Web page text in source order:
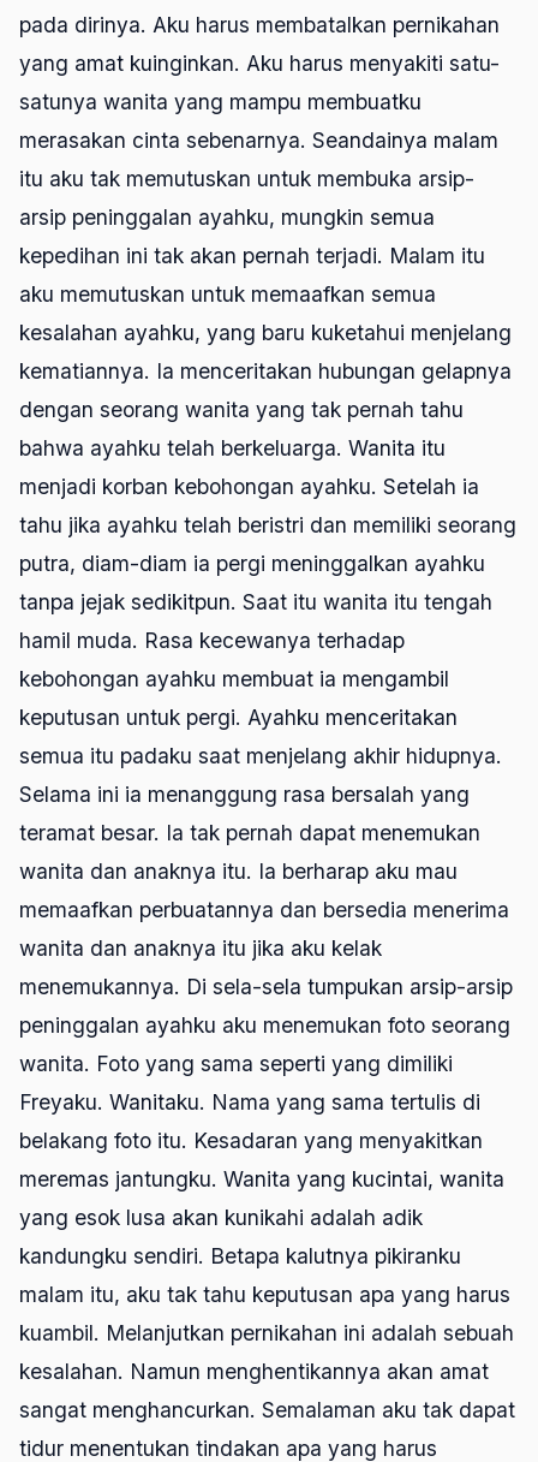
pada dirinya. Aku harus membatalkan pernikahan
yang amat kuinginkan. Aku harus menyakiti satu-
satunya wanita yang mampu membuatku
merasakan cinta sebenarnya. Seandainya malam
itu aku tak memutuskan untuk membuka arsip-
arsip peninggalan ayahku, mungkin semua
kepedihan ini tak akan pernah terjadi. Malam itu
aku memutuskan untuk memaafkan semua
kesalahan ayahku, yang baru kuketahui menjelang
kematiannya. Ia menceritakan hubungan gelapnya
dengan seorang wanita yang tak pernah tahu
bahwa ayahku telah berkeluarga. Wanita itu
menjadi korban kebohongan ayahku. Setelah ia
tahu jika ayahku telah beristri dan memiliki seorang
putra, diam-diam ia pergi meninggalkan ayahku
tanpa jejak sedikitpun. Saat itu wanita itu tengah
hamil muda. Rasa kecewanya terhadap
kebohongan ayahku membuat ia mengambil
keputusan untuk pergi. Ayahku menceritakan
semua itu padaku saat menjelang akhir hidupnya.
Selama ini ia menanggung rasa bersalah yang
teramat besar. Ia tak pernah dapat menemukan
wanita dan anaknya itu. Ia berharap aku mau
memaafkan perbuatannya dan bersedia menerima
wanita dan anaknya itu jika aku kelak
menemukannya. Di sela-sela tumpukan arsip-arsip
peninggalan ayahku aku menemukan foto seorang
wanita. Foto yang sama seperti yang dimiliki
Freyaku. Wanitaku. Nama yang sama tertulis di
belakang foto itu. Kesadaran yang menyakitkan
meremas jantungku. Wanita yang kucintai, wanita
yang esok lusa akan kunikahi adalah adik
kandungku sendiri. Betapa kalutnya pikiranku
malam itu, aku tak tahu keputusan apa yang harus
kuambil. Melanjutkan pernikahan ini adalah sebuah
kesalahan. Namun menghentikannya akan amat
sangat menghancurkan. Semalaman aku tak dapat
tidur menentukan tindakan apa yang harus